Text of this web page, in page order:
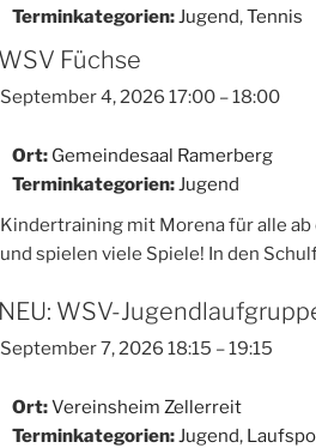
Terminkategorien: Jugend,Tennis
Füchse
September 4, 2026 17:00 –18:00
Ort: Gemeindesaal Ramerberg
Terminkategorien: Jugend
Kindertraining mit Morena für alle ab
und spielen viele Spiele! In den
WSV-
September 7, 2026 18:15 –19:15
Ort:Vereinsheim Zellerreit
Terminkategorien:Jugend,